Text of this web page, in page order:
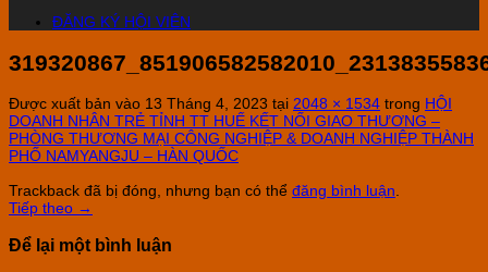
ĐĂNG KÝ HỘI VIÊN
Được xuất bản vào 13 Tháng 4, 2023 tại 2048 × 1534 trong HỘI
DOANH NHÂN TRẺ TỈNH TT HUẾ KẾT NỐI GIAO THƯƠNG –
PHÒNG THƯƠNG MẠI CÔNG NGHIỆP & DOANH NGHIỆP THÀNH
PHỐ NAMYANGJU – HÀN QUỐC
Trackback đã bị đóng, nhưng bạn có thể đăng bình luận.
Tiếp theo →
Để lại một bình luận